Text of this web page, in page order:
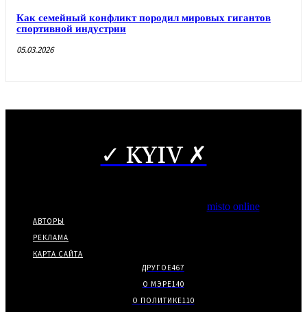
Как семейный конфликт породил мировых гигантов
спортивной индустрии
05.03.2026
✓ KYIV ✗
misto online
АВТОРЫ
РЕКЛАМА
КАРТА САЙТА
ДРУГОЕ467
О МЭРЕ140
О ПОЛИТИКЕ110